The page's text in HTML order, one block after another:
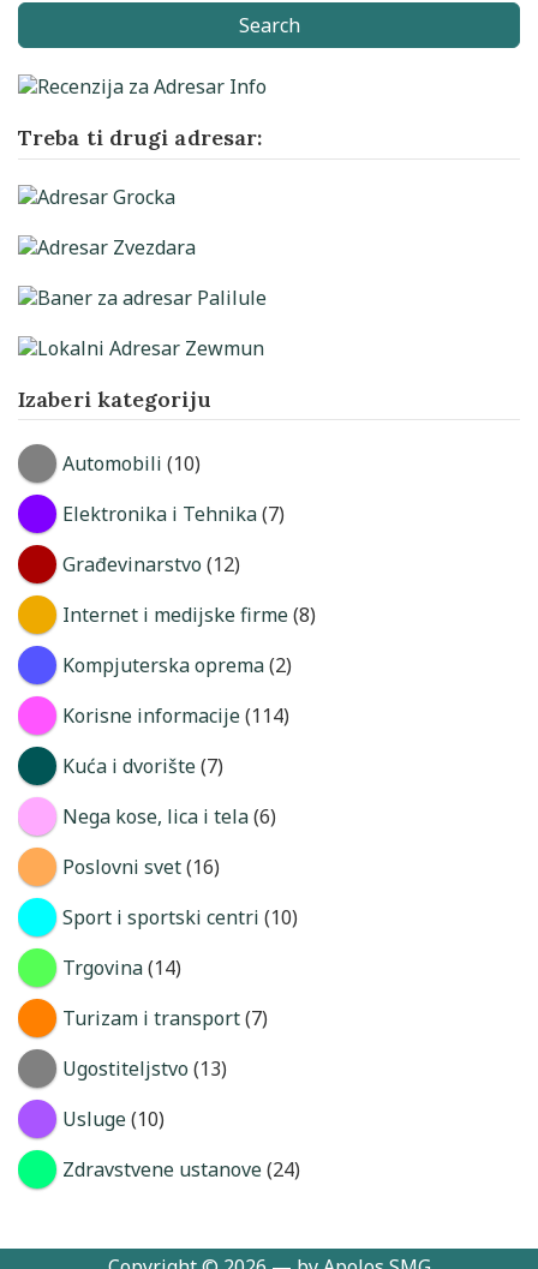
Search
Treba ti drugi adresar:
Izaberi kategoriju
Automobili (10)
Elektronika i Tehnika(7)
Građevinarstvo (12)
Internet i medijske firme(8)
Kompjuterska oprema(2)
Korisne informacije(114)
Kuća i dvorište(7)
Nega kose, lica i tela(6)
Poslovni svet(16)
Sport i sportski centri (10)
Trgovina(14)
Turizam i transport(7)
Ugostiteljstvo (13)
Usluge(10)
Zdravstvene ustanove(24)